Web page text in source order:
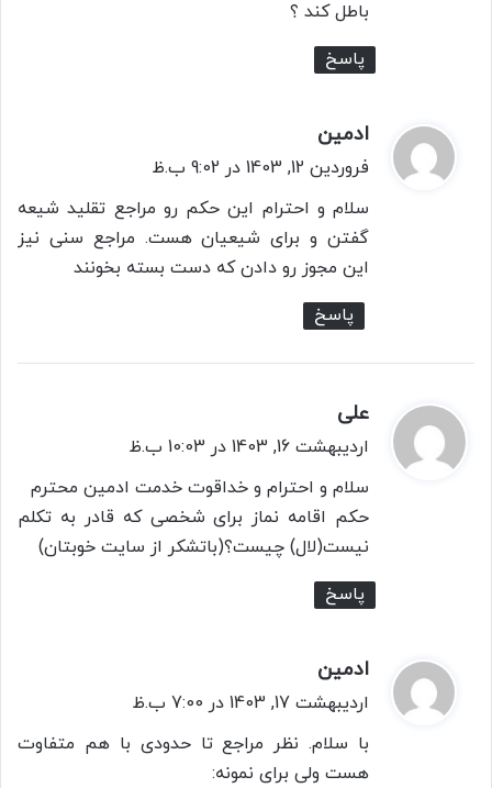
باطل کند ؟
پاسخ
ادمین
ف
فروردین 12, 1403 در 9:02 ب.ظ
سلام و احترام این حکم رو مراجع تقلید شیعه
گفتن و برای شیعیان هست. مراجع سنی نیز
این مجوز رو دادن که دست بسته بخونند
پاسخ
علی
ف
:
اردیبهشت 16, 1403 در 10:03 ب.ظ
سلام و احترام و خداقوت خدمت ادمین محترم
حکم اقامه نماز برای شخصی که قادر به تکلم
نیست(لال) چیست؟(باتشکر از سایت خوبتان)
پاسخ
ادمین
ف
اردیبهشت 17, 1403 در 7:00 ب.ظ
با سلام. نظر مراجع تا حدودی با هم متفاوت
هست ولی برای نمونه: